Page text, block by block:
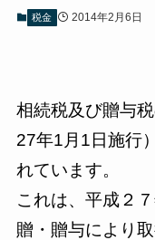
税金 2014年2月6日
相続税及び贈与
27年1月1日施行
れています。
これは、平成２
贈・贈与により